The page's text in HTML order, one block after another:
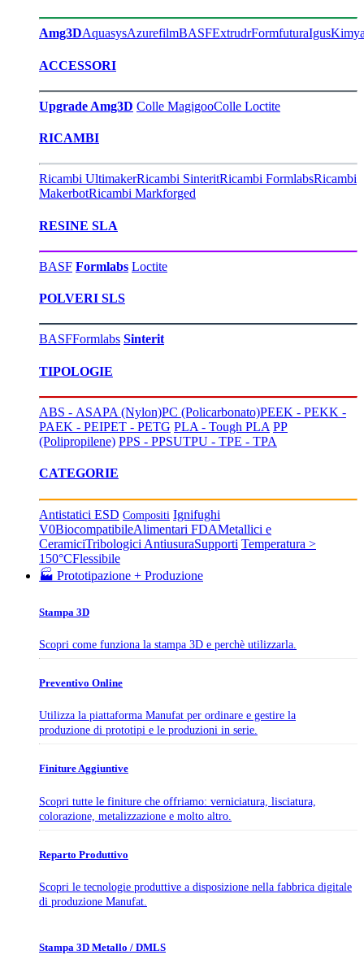
Amg3DAquasysAzurefilmBASFExtrudrFormfuturaIgus
ACCESSORI
Upgrade Amg3D Colle MagigooColle Loctite
RICAMBI
Ricambi UltimakerRicambi SinteritRicambi FormlabsRicambi
MakerbotRicambi Markforged
RESINE SLA
BASF Formlabs Loctite
POLVERI SLS
BASFFormlabs Sinterit
TIPOLOGIE
ABS - ASAPA (Nylon)PC (Policarbonato)PEEK - PEKK -
PAEK - PEIPET - PETG PLA - Tough PLA PP
(Polipropilene) PPS - PPSUTPU - TPE - TPA
CATEGORIE
Antistatici ESD Compositi Ignifughi
V0BiocompatibileAlimentari FDAMetallici e
CeramiciTribologici AntiusuraSupporti Temperatura >
150°CFlessibile
🏭 Prototipazione + Produzione
Stampa 3D
Scopri come funziona la stampa 3D e perchè utilizzarla.
Preventivo Online
Utilizza la piattaforma Manufat per ordinare e gestire la
produzione di prototipi e le produzioni in serie.
Finiture Aggiuntive
Scopri tutte le finiture che offriamo: verniciatura, lisciatura,
colorazione, metalizzazione e molto altro.
Reparto Produttivo
Scopri le tecnologie produttive a disposizione nella fabbrica digitale
di produzione Manufat.
Stampa 3D Metallo / DMLS